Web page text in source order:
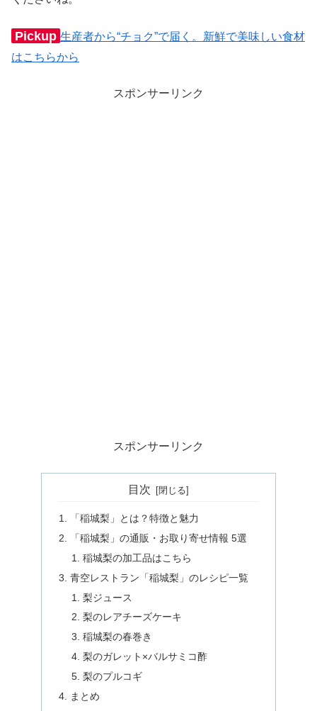
Pickup 生産者から“チョク”で届く。新鮮で美味しい食材
はこちらから
スポンサーリンク
スポンサーリンク
目次
「稲城梨」とは？特徴と魅力
「稲城梨」の通販・お取り寄せ情報 5選
稲城梨の加工品はこちら
青空レストラン「稲城梨」のレシピ一覧
梨ジュース
梨のレアチーズケーキ
稲城梨の春巻き
梨のガレット×バルサミコ酢
梨のプルコギ
まとめ